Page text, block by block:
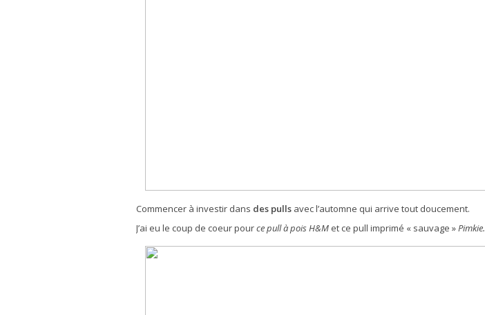
Commencer à investir dans des pulls avec l’automne qui arrive tout doucement.
J’ai eu le coup de coeur pource pull à pois H&M et ce pull imprimé « sauvage »Pimkie.